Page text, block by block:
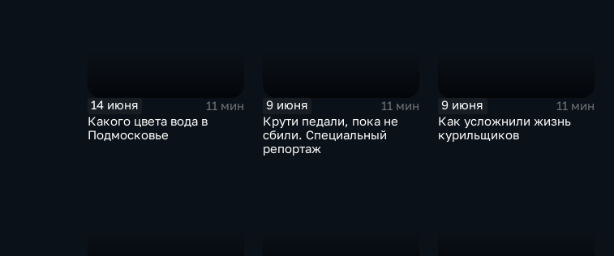
14 июня
11 мин
Какого цвета вода в
Подмосковье
9 июня
11 мин
Крути педали, пока не
сбили. Специальный
репортаж
9 июня
11 мин
Как усложнили жизнь
курильщиков